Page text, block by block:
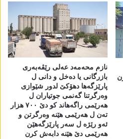
نازم محەمەد عەلی رێڤەبەری
بازرگانی یا دەخل و دانی ل
پارێزگەھا دھۆکێ لدور شێوازی
وەرگرتنا گەنمی جوتیاران ل
ھەرێمی راگەھاند کو دێ ٧٠٠ ھزار
تەن ل ھەرێمی ھێنە وەرگرتن و
ئەو رێژە ل سەر پارێزگەھێن
ھەرێمی دێ ھێنە دابەش کرن